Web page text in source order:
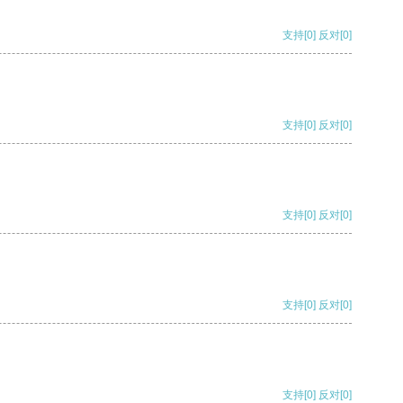
支持[0] 反对[0]
支持[0] 反对[0]
支持[0] 反对[0]
支持[0] 反对[0]
支持[0] 反对[0]